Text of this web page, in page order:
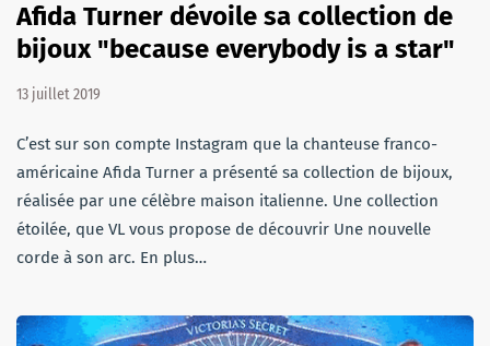
Afida Turner dévoile sa collection de
bijoux "because everybody is a star"
13 juillet 2019
C’est sur son compte Instagram que la chanteuse franco-
américaine Afida Turner a présenté sa collection de bijoux,
réalisée par une célèbre maison italienne. Une collection
étoilée, que VL vous propose de découvrir Une nouvelle
corde à son arc. En plus…